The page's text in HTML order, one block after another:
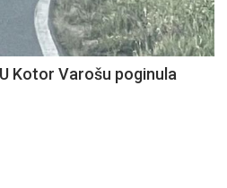
Kotor Varošu poginula